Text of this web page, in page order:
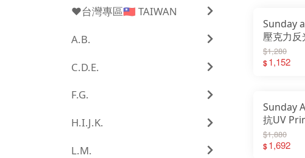
Sunday
壓克力反
帽 Signal
Beanie 毛
$1,280
$1,152
Sunday
抗UV
保暖遮耳帽
$1,880
$1,692
❤️台灣專區🇹🇼 TAIWAN
A.B.
C.D.E.
F.G.
H.I.J.K.
L.M.